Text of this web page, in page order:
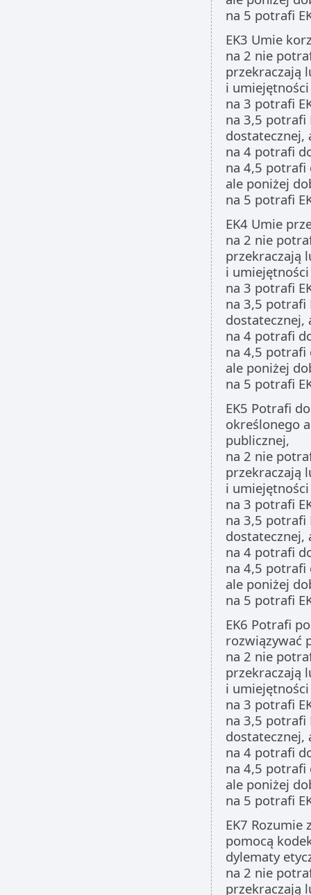
na 5 potrafi
EK3 Umie
na 2 nie
przekraczają
i umiejętności
na 3 potrafi
na 3,5 potrafi
dostatecznej,
na 4 potrafi
na 4,5 potrafi
ale poniżej
na 5 potrafi
EK4 Umie
na 2 nie
przekraczają
i umiejętności
na 3 potrafi
na 3,5 potrafi
dostatecznej,
na 4 potrafi
na 4,5 potrafi
ale poniżej
na 5 potrafi
EK5 Potrafi
określonego
publicznej,
na 2 nie
przekraczają
i umiejętności
na 3 potrafi
na 3,5 potrafi
dostatecznej,
na 4 potrafi
na 4,5 potrafi
ale poniżej
na 5 potrafi
EK6 Potrafi
rozwiązywać
na 2 nie
przekraczają
i umiejętności
na 3 potrafi
na 3,5 potrafi
dostatecznej,
na 4 potrafi
na 4,5 potrafi
ale poniżej
na 5 potrafi
EK7
pomocą
dylematy
na 2 nie
przekraczają